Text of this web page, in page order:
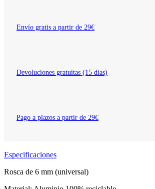
Envío gratis a partir de 29€
Devoluciones gratuitas (15 días)
Pago a plazos a partir de 29€
Especificaciones
Rosca de 6 mm (universal)